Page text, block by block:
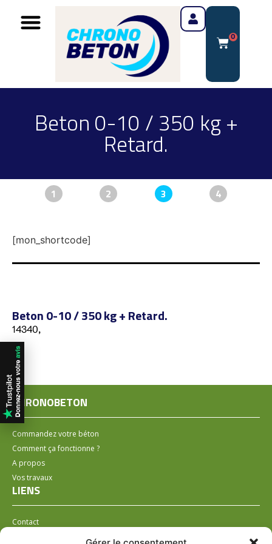
0
Beton 0-10 / 350 kg +
Retard.
1 2 3 4
[mon_shortcode]
Beton 0-10 / 350 kg + Retard.
14340,
CHRONOBETON
Commandez votre béton
Comment ça fonctionne ?
A propos
Vos travaux
LIENS
Contact